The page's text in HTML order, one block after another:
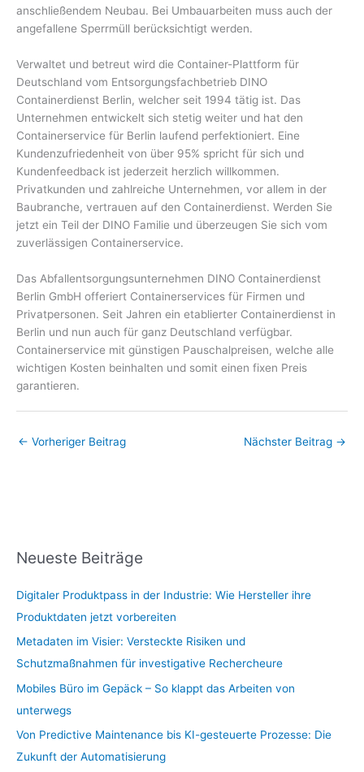
anschließendem Neubau. Bei Umbauarbeiten muss auch der
angefallene Sperrmüll berücksichtigt werden.
Verwaltet und betreut wird die Container-Plattform für
Deutschland vom Entsorgungsfachbetrieb DINO
Containerdienst Berlin, welcher seit 1994 tätig ist. Das
Unternehmen entwickelt sich stetig weiter und hat den
Containerservice für Berlin laufend perfektioniert. Eine
Kundenzufriedenheit von über 95% spricht für sich und
Kundenfeedback ist jederzeit herzlich willkommen.
Privatkunden und zahlreiche Unternehmen, vor allem in der
Baubranche, vertrauen auf den Containerdienst. Werden Sie
jetzt ein Teil der DINO Familie und überzeugen Sie sich vom
zuverlässigen Containerservice.
Das Abfallentsorgungsunternehmen DINO Containerdienst
Berlin GmbH offeriert Containerservices für Firmen und
Privatpersonen. Seit Jahren ein etablierter Containerdienst in
Berlin und nun auch für ganz Deutschland verfügbar.
Containerservice mit günstigen Pauschalpreisen, welche alle
wichtigen Kosten beinhalten und somit einen fixen Preis
garantieren.
← Vorheriger Beitrag Nächster Beitrag →
Neueste Beiträge
Digitaler Produktpass in der Industrie: Wie Hersteller ihre
Produktdaten jetzt vorbereiten
Metadaten im Visier: Versteckte Risiken und
Schutzmaßnahmen für investigative Rechercheure
Mobiles Büro im Gepäck – So klappt das Arbeiten von
unterwegs
Von Predictive Maintenance bis KI-gesteuerte Prozesse: Die
Zukunft der Automatisierung